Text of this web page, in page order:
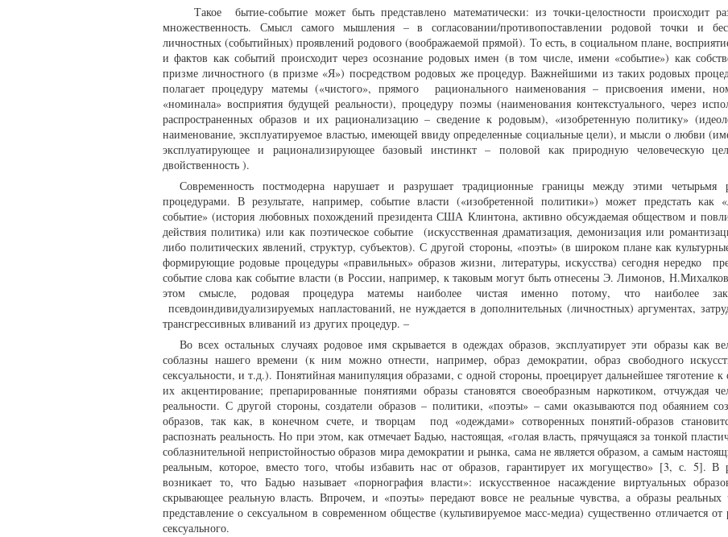
Такое бытие-событие может быть представлено математически: из точки-целостности происходит
множественность. Смысл самого мышления – в согласовании/противопоставлении родовой точки и
личностных (событийных) проявлений родового (воображаемой прямой). То есть, в социальном плане,
и фактов как событий происходит через осознание родовых имен (в том числе, имени «событие») как
призме личностного (в призме «Я») посредством родовых же процедур. Важнейшими из таких родовых
полагает процедуру матемы («чистого», прямого рационального наименования – присвоения имени,
«номинала» восприятия будущей реальности), процедуру поэмы (наименования контекстуального, через
распространенных образов и их рационализацию – сведение к родовым), «изобретенную политику»
наименование, эксплуатируемое властью, имеющей ввиду определенные социальные цели), и мысли о любви
эксплуатирующее и рационализирующее базовый инстинкт – половой как природную человеческую
двойственность ).
Современность постмодерна нарушает и разрушает традиционные границы между этими четырьмя
процедурами. В результате, например, событие власти («изобретенной политики») может предстать как
событие» (история любовных похождений президента США Клинтона, активно обсуждаемая обществом и
действия политика) или как поэтическое событие (искусственная драматизация, демонизация или
либо политических явлений, структур, субъектов). С другой стороны, «поэты» (в широком плане как
формирующие родовые процедуры «правильных» образов жизни, литературы, искусства) сегодня нередко
событие слова как событие власти (в России, например, к таковым могут быть отнесены Э. Лимонов,
этом смысле, родовая процедура матемы наиболее чистая именно потому, что наиболее
псевдоиндивидуализируемых напластований, не нуждается в дополнительных (личностных) аргументах,
трансгрессивных вливаний из других процедур. –
Во всех остальных случаях родовое имя скрывается в одеждах образов, эксплуатирует эти образы как
соблазны нашего времени (к ним можно отнести, например, образ демократии, образ свободного
сексуальности, и т.д.). Понятийная манипуляция образами, с одной стороны, проецирует дальнейшее тяготение к
их акцентирование; препарированные понятиями образы становятся своеобразным наркотиком, отчуждая
реальности. С другой стороны, создатели образов – политики, «поэты» – сами оказываются под обаянием
образов, так как, в конечном счете, и творцам под «одеждами» сотворенных понятий-образов
распознать реальность. Но при этом, как отмечает Бадью, настоящая, «голая власть, прячущаяся за тонкой
соблазнительной непристойностью образов мира демократии и рынка, сама не является образом, а самым
реальным, которое, вместо того, чтобы избавить нас от образов, гарантирует их могущество» [3, с. 5]. В
возникает то, что Бадью называет «порнография власти»: искусственное насаждение виртуальных
скрывающее реальную власть. Впрочем, и «поэты» передают вовсе не реальные чувства, а образы реальных
представление о сексуальном в современном обществе (культивируемое масс-медиа) существенно отличается от
сексуального.